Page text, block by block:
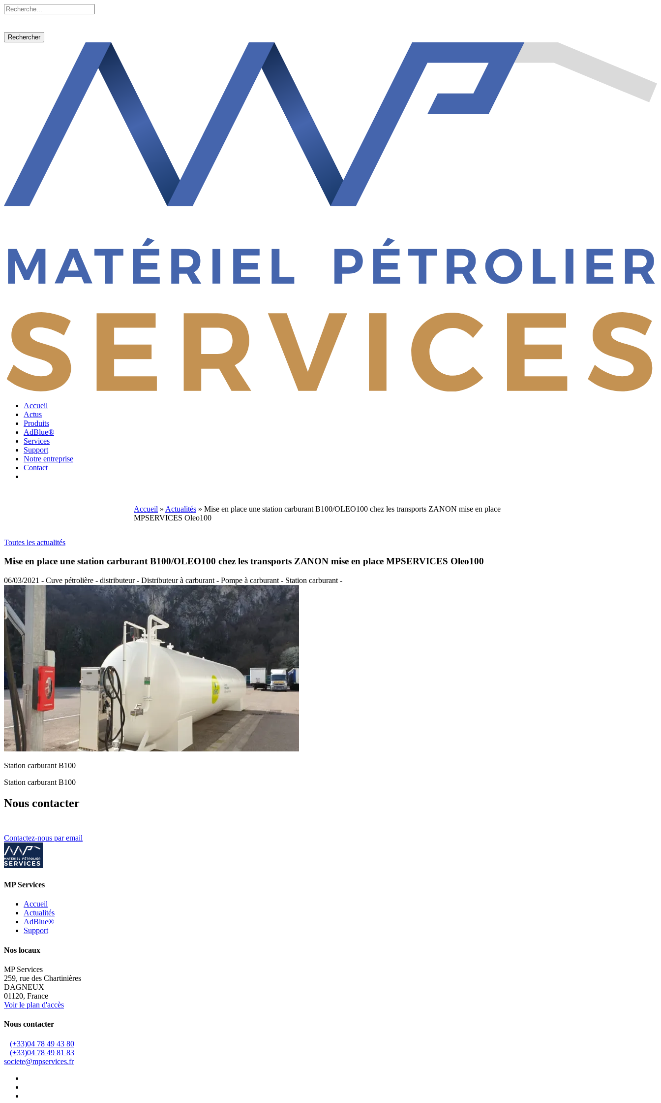
Rechercher
Accueil
Actus
Produits
AdBlue®
Services
Support
Notre entreprise
Contact
Accueil » Actualités » Mise en place une station carburant B100/OLEO100 chez les transports ZANON mise en place
MPSERVICES Oleo100
Toutes les actualités
Mise en place une station carburant B100/OLEO100 chez les transports ZANON mise en place MPSERVICES Oleo100
06/03/2021 - Cuve pétrolière - distributeur - Distributeur à carburant - Pompe à carburant - Station carburant -
Station carburant B100
Station carburant B100
Nous contacter
Contactez-nous par email
MP Services
Accueil
Actualités
AdBlue®
Support
Nos locaux
MP Services
259, rue des Chartinières
DAGNEUX
01120, France
Voir le plan d'accès
Nous contacter
(+33)04 78 49 43 80
(+33)04 78 49 81 83
societe@mpservices.fr